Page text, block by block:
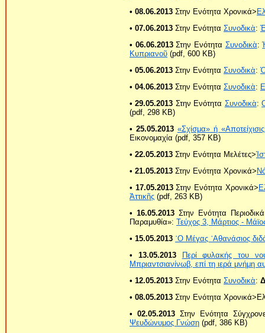
• 08.06.2013 Στην Ενότητα Χρονικά>
• 07.06.2013 Στην Ενότητα Συνοδικὰ:
• 06.06.2013Στην Ενότητα Συνοδικὰ:
Κυπριανοῦ (pdf, 600 KB)
• 05.06.2013 Στην Ενότητα Συνοδικὰ:
• 04.06.2013 Στην Ενότητα Συνοδικὰ:
• 29.05.2013 Στην Ενότητα Συνοδικὰ:
(pdf, 298 KB)
• 25.05.2013 «Σχίσμα» ή
Εικονομαχία (pdf, 357 KB)
• 22.05.2013 Στην Ενότητα Μελέτες>
• 21.05.2013 Στην Ενότητα Χρονικά>
• 17.05.2013Στην Ενότητα Χρονικά>
Ἀττικῆς (pdf, 263 KB)
• 16.05.2013 Στην Ενότητα
Παραμυθία»: Τεύχος 3, Μάρτιος -
• 15.05.2013 ῾Ο Μέγας ᾿Αθανάσιος
• 13.05.2013
Περί φυλακής του
Μπριαντσιανίνωβ, επί τη ιερά μνήμη
• 12.05.2013 Στην Ενότητα Συνοδικὰ:
• 08.05.2013 Στην Ενότητα
• 02.05.2013Στην Ενότητα
Ψευδώνυμος Γνώση (pdf, 386 KB)